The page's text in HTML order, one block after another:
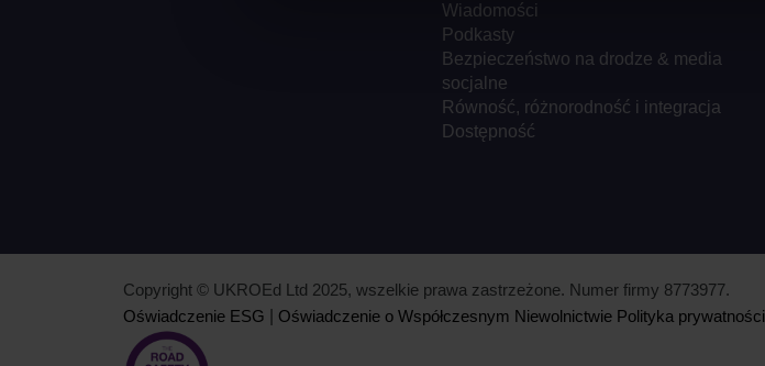
Wiadomości
Podkasty
Bezpieczeństwo na drodze & media
socjalne
Równość, różnorodność i integracja
Dostępność
Copyright © UKROEd Ltd 2025, wszelkie prawa zastrzeżone. Numer firmy 8773977.
Oświadczenie ESG
Oświadczenie o Współczesnym Niewolnictwie Polityka prywatności